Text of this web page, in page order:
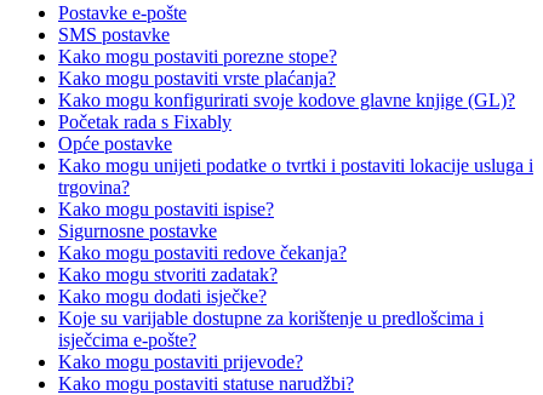
Postavke e-pošte
SMS postavke
Kako mogu postaviti porezne stope?
Kako mogu postaviti vrste plaćanja?
Kako mogu konfigurirati svoje kodove glavne knjige (GL)?
Početak rada s Fixably
Opće postavke
Kako mogu unijeti podatke o tvrtki i postaviti lokacije usluga i
trgovina?
Kako mogu postaviti ispise?
Sigurnosne postavke
Kako mogu postaviti redove čekanja?
Kako mogu stvoriti zadatak?
Kako mogu dodati isječke?
Koje su varijable dostupne za korištenje u predlošcima i
isječcima e-pošte?
Kako mogu postaviti prijevode?
Kako mogu postaviti statuse narudžbi?